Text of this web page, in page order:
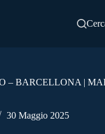
– BARCELLONA |
30 Maggio 2025